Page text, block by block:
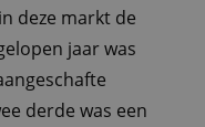
deze markt de
jaar was
derde was een